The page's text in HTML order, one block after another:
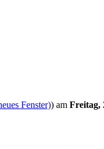
Fenster)) am Freitag,